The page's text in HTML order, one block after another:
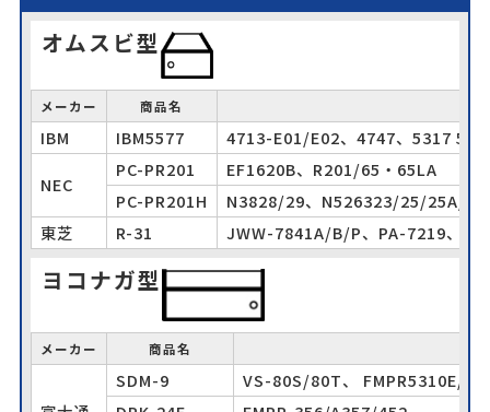
オムスビ型
メーカー 商品名
IBM IBM5577 4713-E01/E02、4747、5317
NEC
PC-PR201
EF1620B、R201/65・65LA
PC-PR201H
N3828/29、N526323/25/25A/
東芝
R-31 JWW-7841A/B/P、PA-7219、
ヨコナガ型
メーカー 商品名
SDM-9
VS-80S/80T、 FMPR5310E/